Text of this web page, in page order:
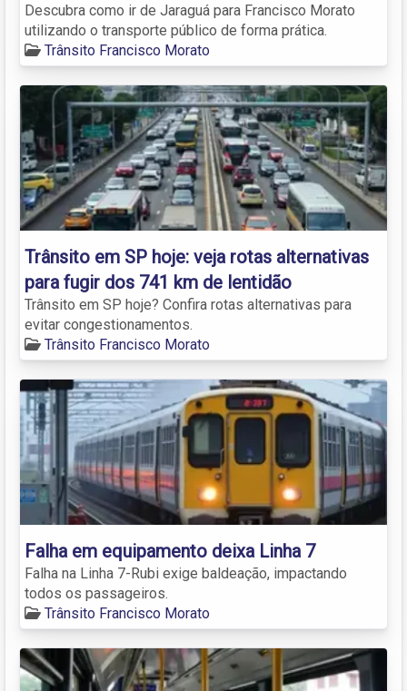
Descubra como ir de Jaraguá para Francisco Morato
utilizando o transporte público de forma prática.
Trânsito Francisco Morato
Trânsito em SP hoje: veja rotas alternativas
para fugir dos 741 km de lentidão
Trânsito em SP hoje? Confira rotas alternativas para
evitar congestionamentos.
Trânsito Francisco Morato
Falha em equipamento deixa Linha 7
Falha na Linha 7-Rubi exige baldeação, impactando
todos os passageiros.
Trânsito Francisco Morato